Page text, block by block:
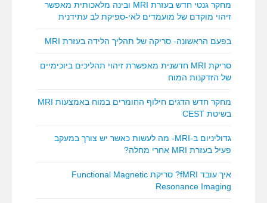
מחקר גנטי חדש בעזרת MRI ובינה מלאכותית מאפשר
זיהוי מוקדם של מועמדים לאי-ספיקת לב עתידנית
בפעם הראשונה- סריקה של תהליך הלידה בעזרת MRI
סריקת MRI חדשנית מאפשרת זיהוי תהליכים ביוכימיים
של הזדקנות המוח
מחקר חדש הדגים חילוף החומרים במוח באמצעות MRI
בשיטת CEST
גדוליניום ב-MRI- מה לעשות כאשר יש צורך במעקב
פעיל בעזרת MRI אחרי מחלה?
איך עובד fMRI? סריקת Functional Magnetic
Resonance Imaging